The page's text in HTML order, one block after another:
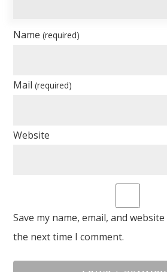
Name(required)
Mail(required)
Website
Save my name, email, and
the next time I comment.